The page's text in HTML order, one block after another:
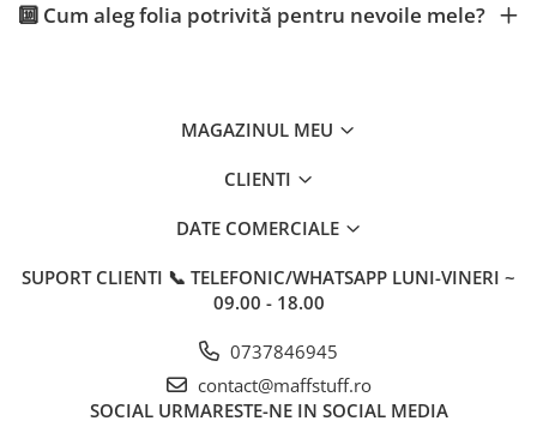
🔟 Cum aleg folia potrivită pentru nevoile mele?
MAGAZINUL MEU
CLIENTI
DATE COMERCIALE
SUPORT CLIENTI 📞 TELEFONIC/WHATSAPP LUNI-VINERI ~
09.00 - 18.00
0737846945
contact@maffstuff.ro
SOCIAL URMARESTE-NE IN SOCIAL MEDIA